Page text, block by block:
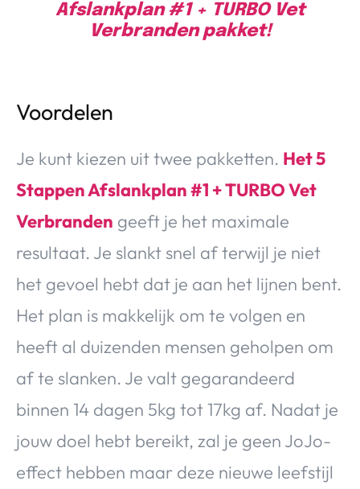
Afslankplan #1 + TURBO Vet
Verbranden pakket!
Voordelen
Je kunt kiezen uit twee pakketten. Het 5
Stappen Afslankplan #1 + TURBO Vet
Verbranden geeft je het maximale
resultaat. Je slankt snel af terwijl je niet
het gevoel hebt dat je aan het lijnen bent.
Het plan is makkelijk om te volgen en
heeft al duizenden mensen geholpen om
af te slanken. Je valt gegarandeerd
binnen 14 dagen 5kg tot 17kg af. Nadat je
jouw doel hebt bereikt, zal je geen JoJo-
effect hebben maar deze nieuwe leefstijl